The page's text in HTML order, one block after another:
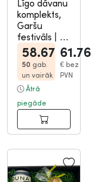
Līgo dāvanu
komplekts,
Garšu
festivāls
8-
13-3213
58.67
50 gab.
un vairāk
61.76
€ bez
PVN
Ātrā
piegāde